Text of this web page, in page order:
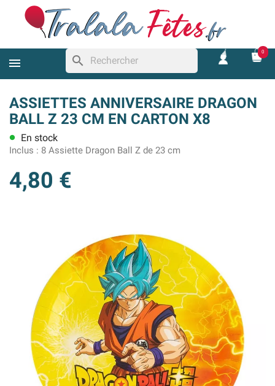
search
0
ASSIETTES ANNIVERSAIRE DRAGON
BALL Z 23 CM EN CARTON X8
lens En stock
Inclus : 8 Assiette Dragon Ball Z de 23 cm
4,80 €